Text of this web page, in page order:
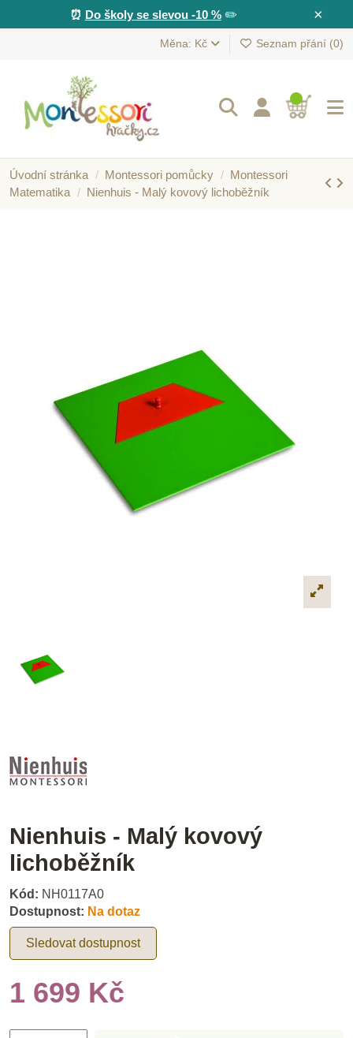
×
⏰ Do školy se slevou -10 %✏️
Měna: Kč Seznam přání (0)
Úvodní stránka Montessori pomůcky
Montessori
Matematika
Nienhuis - Malý kovový lichoběžník
Nienhuis - Malý kovový
lichoběžník
Kód: NH0117A0
Dostupnost: Na dotaz
Sledovat dostupnost
1 699 Kč